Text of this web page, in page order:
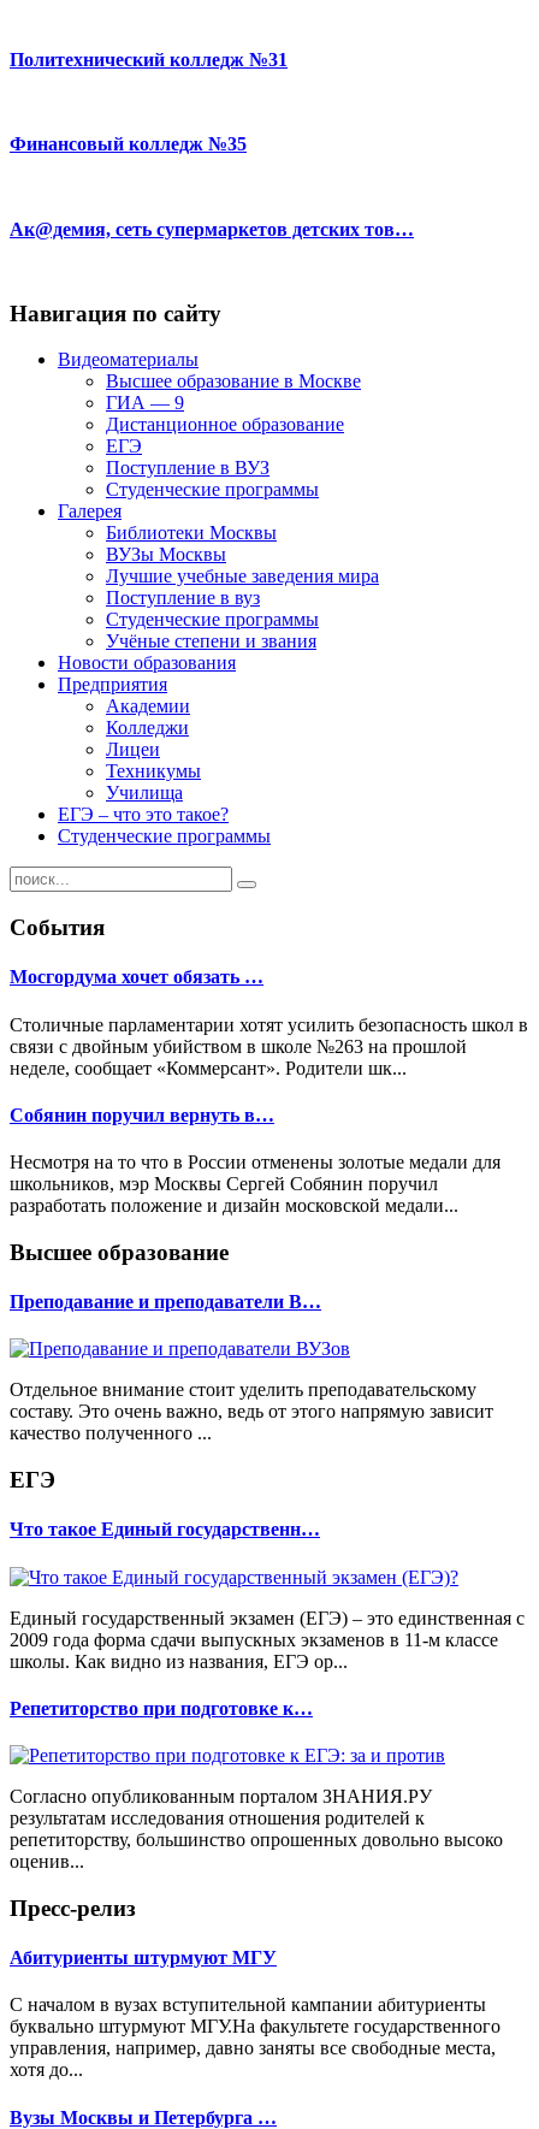
Политехнический колледж №31
Финансовый колледж №35
Ак@демия, сеть супермаркетов детских тов…
Навигация по сайту
Видеоматериалы
Высшее образование в Москве
ГИА — 9
Дистанционное образование
ЕГЭ
Поступление в ВУЗ
Студенческие программы
Галерея
Библиотеки Москвы
ВУЗы Москвы
Лучшие учебные заведения мира
Поступление в вуз
Студенческие программы
Учёные степени и звания
Новости образования
Предприятия
Академии
Колледжи
Лицеи
Техникумы
Училища
ЕГЭ – что это такое?
Студенческие программы
События
Мосгордума хочет обязать …
Столичные парламентарии хотят усилить безопасность школ в
связи с двойным убийством в школе №263 на прошлой
неделе, сообщает «Коммерсант». Родители шк...
Собянин поручил вернуть в…
Несмотря на то что в России отменены золотые медали для
школьников, мэр Москвы Сергей Собянин поручил
разработать положение и дизайн московской медали...
Высшее образование
Преподавание и преподаватели В…
Отдельное внимание стоит уделить преподавательскому
составу. Это очень важно, ведь от этого напрямую зависит
качество полученного ...
ЕГЭ
Что такое Единый государственн…
Единый государственный экзамен (ЕГЭ) – это единственная с
2009 года форма сдачи выпускных экзаменов в 11-м классе
школы. Как видно из названия, ЕГЭ ор...
Репетиторство при подготовке к…
Согласно опубликованным порталом ЗНАНИЯ.РУ
результатам исследования отношения родителей к
репетиторству, большинство опрошенных довольно высоко
оценив...
Пресс-релиз
Абитуриенты штурмуют МГУ
С началом в вузах вступительной кампании абитуриенты
буквально штурмуют МГУ.На факультете государственного
управления, например, давно заняты все свободные места,
хотя до...
Вузы Москвы и Петербурга …